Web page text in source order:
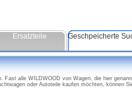
Ersatzteile Geschpeicherte
Fast alle WILDWOOD von Wagen, die hier
oder Autoteile kaufen möchten, können